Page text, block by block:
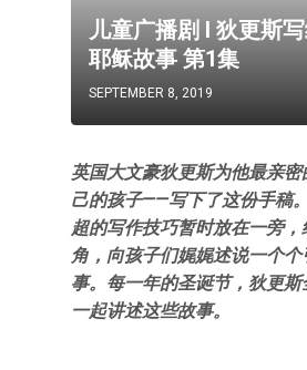
儿童广播剧 I 狄更斯
耶稣故事 第1集
SEPTEMBER 8, 2019
英国大文豪狄更斯为他最亲
己的孩子——写下了这份手稿
超的写作技巧暂时放在一旁
角，向孩子们娓娓述说一个
事。每一年的圣诞节，狄更
一起讲述这些故事。